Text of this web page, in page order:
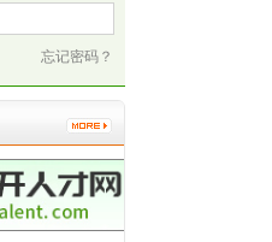
忘记密码？